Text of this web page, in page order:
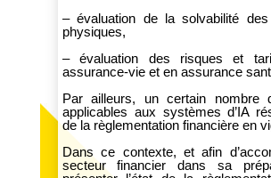
– évaluation de la solvabilité des
physiques,
– évaluation des risques et
assurance-vie et en assurance
Par ailleurs, un certain nombre
applicables aux systèmes d’IA
de la règlementation financière en
Dans ce contexte, et afin
secteur financier dans sa